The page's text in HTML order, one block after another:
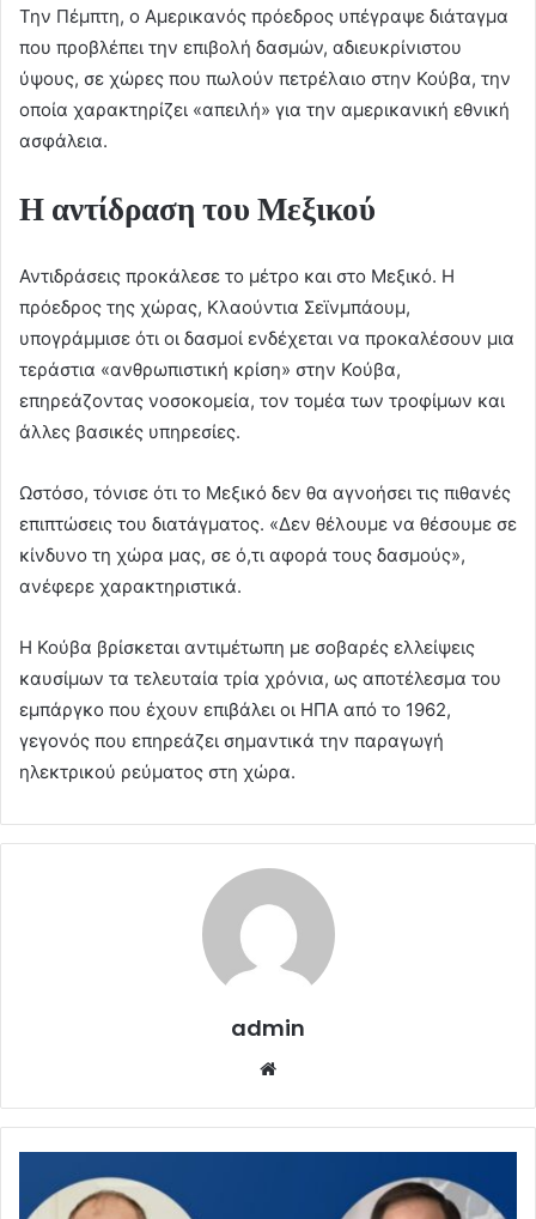
Την Πέμπτη, ο Αμερικανός πρόεδρος υπέγραψε διάταγμα
που προβλέπει την επιβολή δασμών, αδιευκρίνιστου
ύψους, σε χώρες που πωλούν πετρέλαιο στην Κούβα, την
οποία χαρακτηρίζει «απειλή» για την αμερικανική εθνική
ασφάλεια.
Η αντίδραση του Μεξικού
Αντιδράσεις προκάλεσε το μέτρο και στο Μεξικό. Η
πρόεδρος της χώρας, Κλαούντια Σεϊνμπάουμ,
υπογράμμισε ότι οι δασμοί ενδέχεται να προκαλέσουν μια
τεράστια «ανθρωπιστική κρίση» στην Κούβα,
επηρεάζοντας νοσοκομεία, τον τομέα των τροφίμων και
άλλες βασικές υπηρεσίες.
Ωστόσο, τόνισε ότι το Μεξικό δεν θα αγνοήσει τις πιθανές
επιπτώσεις του διατάγματος. «Δεν θέλουμε να θέσουμε σε
κίνδυνο τη χώρα μας, σε ό,τι αφορά τους δασμούς»,
ανέφερε χαρακτηριστικά.
Η Κούβα βρίσκεται αντιμέτωπη με σοβαρές ελλείψεις
καυσίμων τα τελευταία τρία χρόνια, ως αποτέλεσμα του
εμπάργκο που έχουν επιβάλει οι ΗΠΑ από το 1962,
γεγονός που επηρεάζει σημαντικά την παραγωγή
ηλεκτρικού ρεύματος στη χώρα.
admin